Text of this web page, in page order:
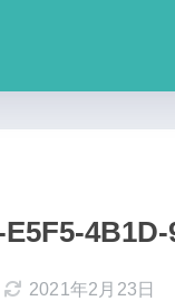
2021年2月23日